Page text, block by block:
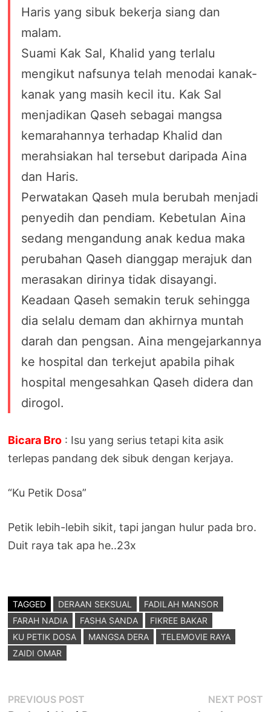
Haris yang sibuk bekerja siang dan
malam.
Suami Kak Sal, Khalid yang terlalu
mengikut nafsunya telah menodai kanak-
kanak yang masih kecil itu. Kak Sal
menjadikan Qaseh sebagai mangsa
kemarahannya terhadap Khalid dan
merahsiakan hal tersebut daripada Aina
dan Haris.
Perwatakan Qaseh mula berubah menjadi
penyedih dan pendiam. Kebetulan Aina
sedang mengandung anak kedua maka
perubahan Qaseh dianggap merajuk dan
merasakan dirinya tidak disayangi.
Keadaan Qaseh semakin teruk sehingga
dia selalu demam dan akhirnya muntah
darah dan pengsan. Aina mengejarkannya
ke hospital dan terkejut apabila pihak
hospital mengesahkan Qaseh didera dan
dirogol.
Bicara Bro : Isu yang serius tetapi kita asik
terlepas pandang dek sibuk dengan kerjaya.
“Ku Petik Dosa”
Petik lebih-lebih sikit, tapi jangan hulur pada bro.
Duit raya tak apa he..23x
TAGGED DERAAN SEKSUAL
FADILAH MANSOR
FARAH NADIA
FASHA SANDA
FIKREE BAKAR
KU PETIK DOSA
MANGSA DERA
TELEMOVIE RAYA
ZAIDI OMAR
Post
PREVIOUS POST NEXT POST